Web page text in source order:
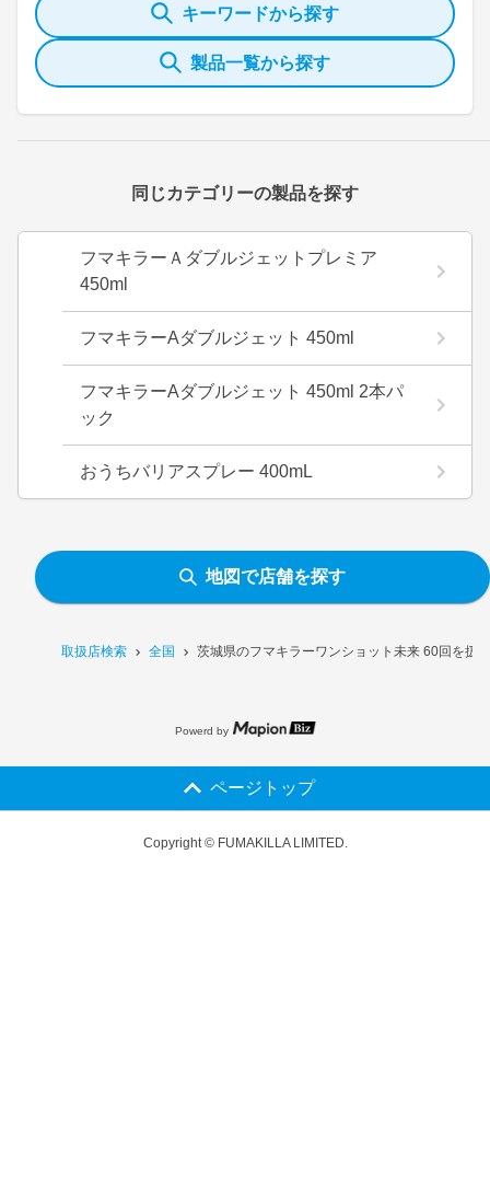
取扱店検索 全国 茨城県のフマキラーワンショット未来 60回を扱
キーワードから探す
製品一覧から探す
同じカテゴリーの製品を探す
フマキラーＡダブルジェットプレミア
450ml
フマキラーAダブルジェット 450ml
フマキラーAダブルジェット 450ml 2本パ
ック
おうちバリアスプレー 400mL
地図で店舗を探す
Powerd by
ページトップ
Copyright © FUMAKILLA LIMITED.